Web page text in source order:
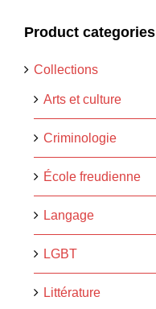
Product categories
Collections
Arts et culture
Criminologie
École freudienne
Langage
LGBT
Littérature